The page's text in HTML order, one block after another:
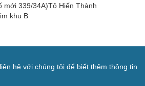
mới 339/34A)Tô Hiến Thành
khu B
hệ với chúng tôi để biết thêm thông tin